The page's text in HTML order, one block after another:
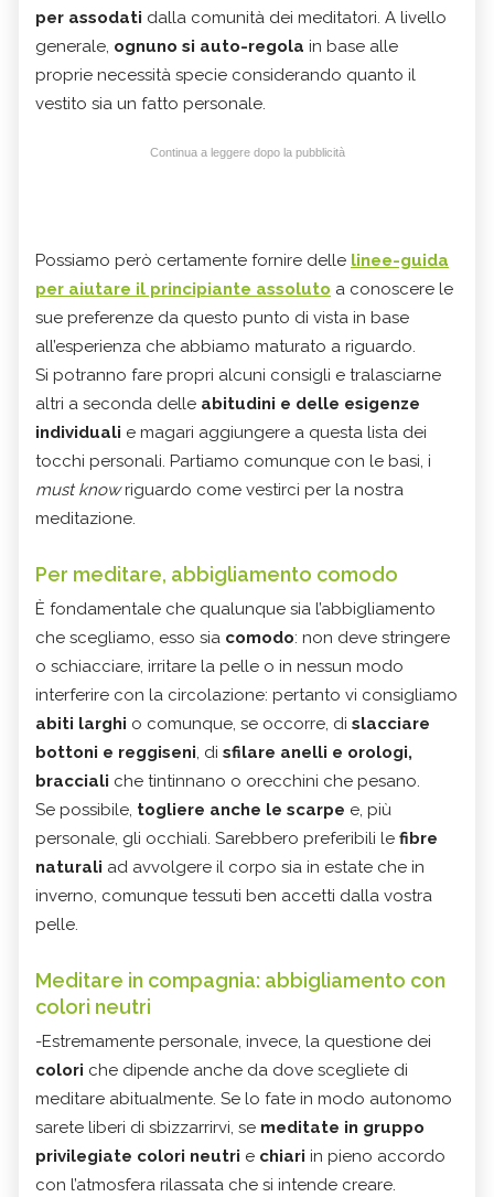
per assodati dalla comunità dei meditatori. A livello
generale, ognuno si auto-regola in base alle
proprie necessità specie considerando quanto il
vestito sia un fatto personale.
Continua a leggere dopo la pubblicità
Possiamo però certamente fornire delle linee-guida
per aiutare il principiante assoluto a conoscere le
sue preferenze da questo punto di vista in base
all’esperienza che abbiamo maturato a riguardo.
Si potranno fare propri alcuni consigli e tralasciarne
altri a seconda delle abitudini e delle esigenze
individuali e magari aggiungere a questa lista dei
tocchi personali. Partiamo comunque con le basi, i
must knowriguardo come vestirci per la nostra
meditazione.
Per meditare, abbigliamento comodo
È fondamentale che qualunque sia l’abbigliamento
che scegliamo, esso sia comodo: non deve stringere
o schiacciare, irritare la pelle o in nessun modo
interferire con la circolazione: pertanto vi consigliamo
abiti larghi o comunque, se occorre, di slacciare
bottoni e reggiseni, di sfilare anelli e orologi,
bracciali che tintinnano o orecchini che pesano.
Se possibile, togliere anche le scarpe e, più
personale, gli occhiali. Sarebbero preferibili le fibre
naturali ad avvolgere il corpo sia in estate che in
inverno, comunque tessuti ben accetti dalla vostra
pelle.
Meditare in compagnia: abbigliamento con
colori neutri
-Estremamente personale, invece, la questione dei
colori che dipende anche da dove scegliete di
meditare abitualmente. Se lo fate in modo autonomo
sarete liberi di sbizzarrirvi, se meditate in gruppo
privilegiate colori neutri e chiari in pieno accordo
con l’atmosfera rilassata che si intende creare.